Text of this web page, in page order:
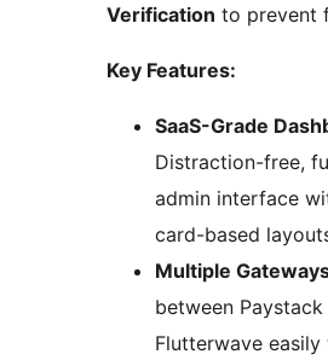
Verification to prevent
Key Features:
SaaS-Grade
Distraction-free,
admin interface
card-based
Multiple
between Paystack
Flutterwave easily